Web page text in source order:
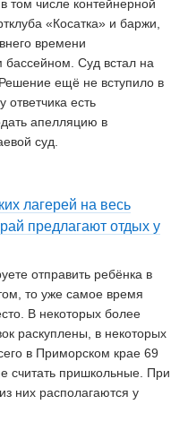
том числе контейнерной
«Косатка» и баржи,
времени
бассейном. Суд встал на
ещё не вступило в
ответчика есть
апелляцию в
суд.
лагерей на весь
предлагают отдых у
отправить ребёнка в
то уже самое время
В некоторых более
раскуплены, в некоторых
в Приморском крае 69
считать пришкольные. При
них располагаются у